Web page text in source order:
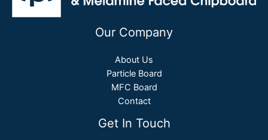
Our Company
About Us
Particle Board
MFC Board
Contact
Get In Touch